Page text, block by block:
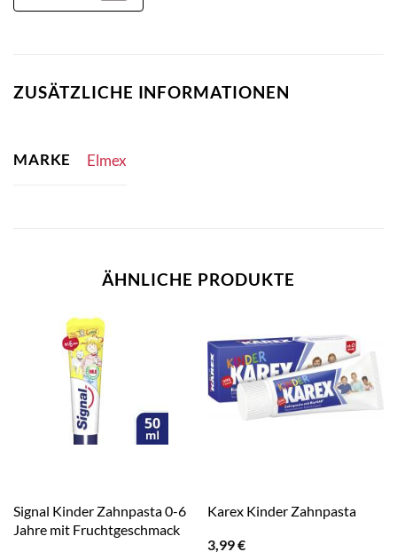
ZUSÄTZLICHE INFORMATIONEN
MARKE Elmex
ÄHNLICHE PRODUKTE
Signal Kinder Zahnpasta 0-6
Jahre mit Fruchtgeschmack
Karex Kinder Zahnpasta
3,99€